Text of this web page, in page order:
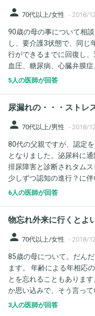
person 70代以上/女性 - 2018/
90歳の母の事について相
し、要介護3状態で、同じ
行ができるまでに回復し
血圧、糖尿病、心臓弁膜
せです。心臓に関しては
旦、老健に入所しました
も出てきて12月に入って
て食べようとしません。
いますが、系列の病院の
します。食事を目の前に
ありません。エンシュア
です。在宅の時も食べた
ど異常なく、老衰も考え
をすれば良いのか、家族
5人の医師が回答
尿漏れの・・・ストレ
person 70代以上/男性 - 2018/
80代の父親ですが、認定
となりました。泌尿科に
排尿障害と診断されタム
少しずつ認知の進行？に
た。夜～朝にかけてのみ
にかけては・・間に合わ
な膀胱の運動を抑える薬
的に、仕方がない！！と
のも原因のひとつなんで
6人の医師が回答
物忘れ外来に行くとよ
person 70代以上/女性 - 2018/
85歳の母について。だん
ます。 年齢による年相応
とを忘れることもありま
か思い込みで、そう言って
手掛かりになることを話
3人の医師が回答